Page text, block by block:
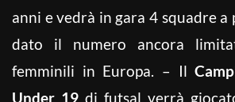
anni e vedrà in gara 4 squadre
dato il numero ancora
femminili in Europa. – Il
Under 19 di futsal verrà